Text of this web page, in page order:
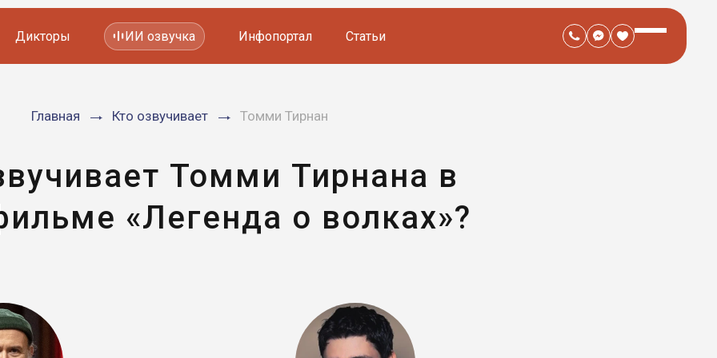
Мультфильмов
Дикторы ИИ озвучка Инфопортал Статьи
Главная Кто озвучивает Томми Тирнан
Томми Тирнана в
«Легенда о волках»?